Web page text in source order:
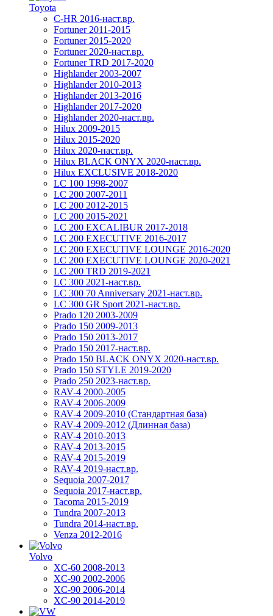
Toyota
C-HR 2016-наст.вр.
Fortuner 2011-2015
Fortuner 2015-2020
Fortuner 2020-наст.вр.
Fortuner TRD 2017-2020
Highlander 2003-2007
Highlander 2010-2013
Highlander 2013-2016
Highlander 2017-2020
Highlander 2020-наст.вр.
Hilux 2009-2015
Hilux 2015-2020
Hilux 2020-наст.вр.
Hilux BLACK ONYX 2020-наст.вр.
Hilux EXCLUSIVE 2018-2020
LC 100 1998-2007
LC 200 2007-2011
LC 200 2012-2015
LC 200 2015-2021
LC 200 EXCALIBUR 2017-2018
LC 200 EXECUTIVE 2016-2017
LC 200 EXECUTIVE LOUNGE 2016-2020
LC 200 EXECUTIVE LOUNGE 2020-2021
LC 200 TRD 2019-2021
LC 300 2021-наст.вр.
LC 300 70 Anniversary 2021-наст.вр.
LC 300 GR Sport 2021-наст.вр.
Prado 120 2003-2009
Prado 150 2009-2013
Prado 150 2013-2017
Prado 150 2017-наст.вр.
Prado 150 BLACK ONYX 2020-наст.вр.
Prado 150 STYLE 2019-2020
Prado 250 2023-наст.вр.
RAV-4 2000-2005
RAV-4 2006-2009
RAV-4 2009-2010 (Стандартная база)
RAV-4 2009-2012 (Длинная база)
RAV-4 2010-2013
RAV-4 2013-2015
RAV-4 2015-2019
RAV-4 2019-наст.вр.
Sequoia 2007-2017
Sequoia 2017-наст.вр.
Tacoma 2015-2019
Tundra 2007-2013
Tundra 2014-наст.вр.
Venza 2012-2016
Volvo
XC-60 2008-2013
XC-90 2002-2006
XC-90 2006-2014
XC-90 2014-2019